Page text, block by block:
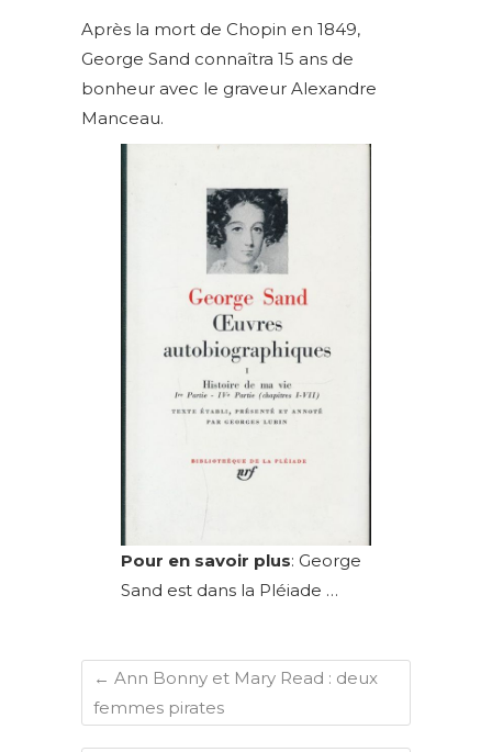
Après la mort de Chopin en 1849,
George Sand connaîtra 15 ans de
bonheur avec le graveur Alexandre
Manceau.
Pour en savoir plus: George
Sand est dans la Pléiade …
← Ann Bonny et Mary Read : deux
femmes pirates